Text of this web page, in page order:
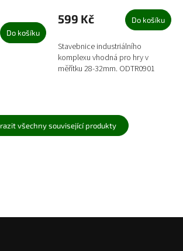
Do košíku
599 Kč Do košíku
Stavebnice industriálního
komplexu vhodná pro hry v
měřítku 28-32mm. ODTR0901
všechny související produkty